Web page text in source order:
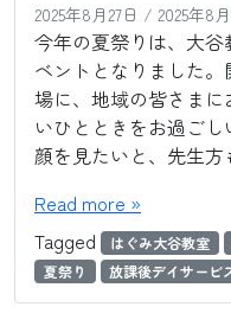
2025年8月27日 / 2025年8
今年の夏祭りは、大
ベントとなりました
場に、地域の皆さま
いひとときをお過ご
顔を見たいと、先生
Read more »
Tagged
はぐみ大谷教室
夏祭り
放課後デイサービ